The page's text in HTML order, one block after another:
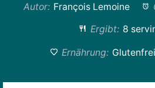
Autor: François Lemoine
Ergibt: 8
Ernährung: